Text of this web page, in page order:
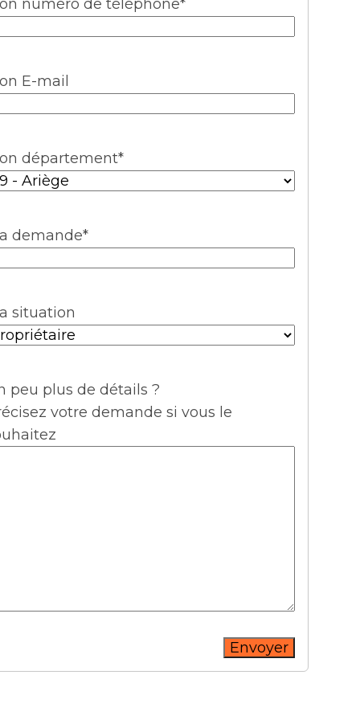
numéro de téléphone*
E-mail
département*
demande*
situation
peu plus de détails ?
votre demande si vous le
Envoyer